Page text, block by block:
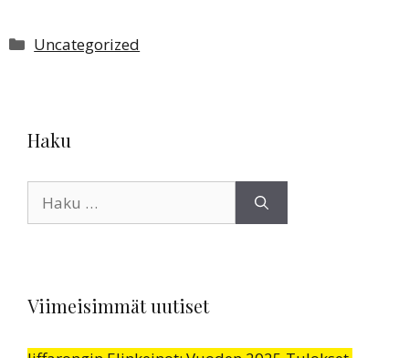
Kategoriat
Uncategorized
Haku
Viimeisimmät uutiset